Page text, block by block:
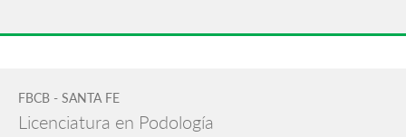
FBCB - SANTA FE
Licenciatura en Podología